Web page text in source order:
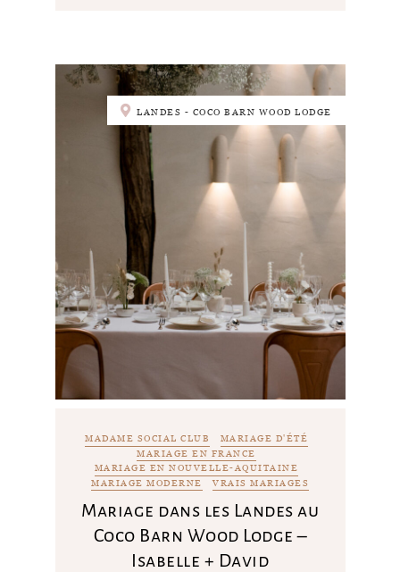
LANDES - COCO BARN WOOD LODGE
MADAME SOCIAL CLUB
MARIAGE D'ÉTÉ
MARIAGE EN FRANCE
MARIAGE EN NOUVELLE-AQUITAINE
MARIAGE MODERNE
VRAIS MARIAGES
Mariage dans les Landes au
Coco Barn Wood Lodge –
Isabelle + David